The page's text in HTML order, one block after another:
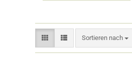
Sortieren nach
Sortieren nach